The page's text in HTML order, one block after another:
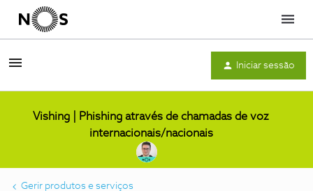
Menu
Iniciar sessão
Vishing | Phishing através de chamadas de voz
internacionais/nacionais
Gerir produtos e serviços